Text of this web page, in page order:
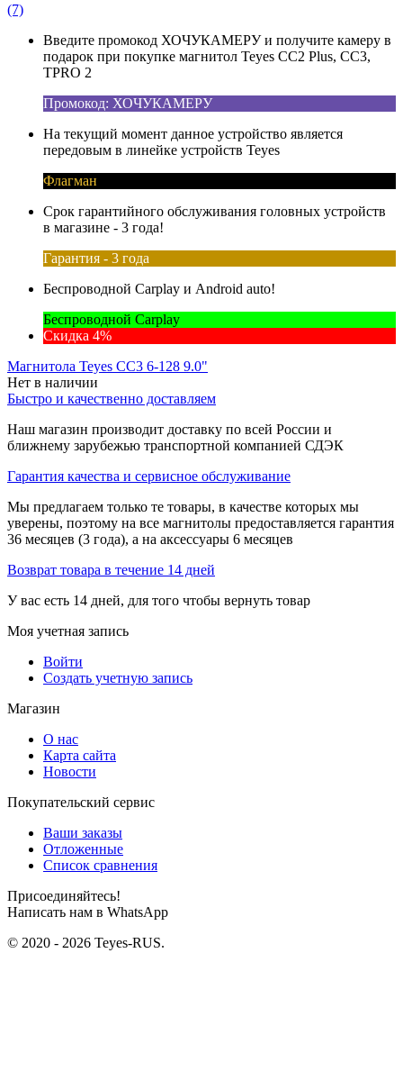
(7)
Введите промокод ХОЧУКАМЕРУ и получите камеру в
подарок при покупке магнитол Teyes CC2 Plus, CC3,
TPRO 2
Промокод: ХОЧУКАМЕРУ
На текущий момент данное устройство является
передовым в линейке устройств Teyes
Флагман
Срок гарантийного обслуживания головных устройств
в магазине - 3 года!
Гарантия - 3 года
Беспроводной Carplay и Android auto!
Беспроводной Carplay
Скидка 4%
Магнитола Teyes CC3 6-128 9.0"
Нет в наличии
Быстро и качественно доставляем
Наш магазин производит доставку по всей России и
ближнему зарубежью транспортной компанией СДЭК
Гарантия качества и сервисное обслуживание
Мы предлагаем только те товары, в качестве которых мы
уверены, поэтому на все магнитолы предоставляется гарантия
36 месяцев (3 года), а на аксессуары 6 месяцев
Возврат товара в течение 14 дней
У вас есть 14 дней, для того чтобы вернуть товар
Моя учетная запись
Войти
Создать учетную запись
Магазин
О нас
Карта сайта
Новости
Покупательский сервис
Ваши заказы
Отложенные
Список сравнения
Присоединяйтесь!
Написать нам в WhatsApp
© 2020 - 2026 Teyes-RUS.